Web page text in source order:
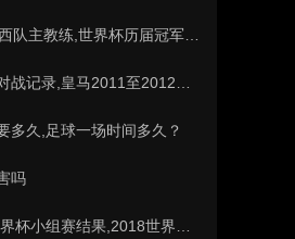
教练,世界杯历届冠军球队教练
,皇马2011至2012欧冠赛程&nbs
多久,足球一场时间多久？
吗
赛结果,2018世界杯中国进入a组